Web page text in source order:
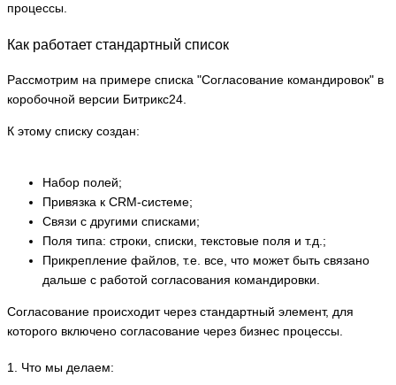
процессы.
Как работает стандартный список
Рассмотрим на примере списка "Согласование командировок" в
коробочной версии Битрикс24.
К этому списку создан:
Набор полей;
Привязка к CRM-системе;
Связи с другими списками;
Поля типа: строки, списки, текстовые поля и т.д.;
Прикрепление файлов, т.е. все, что может быть связано
дальше с работой согласования командировки.
Согласование происходит через стандартный элемент, для
которого включено согласование через бизнес процессы.
1. Что мы делаем: